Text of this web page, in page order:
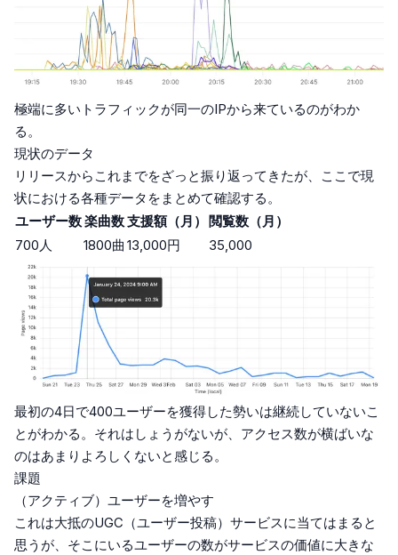
極端に多いトラフィックが同一のIPから来ているのがわか
る。
現状のデータ
リリースからこれまでをざっと振り返ってきたが、ここで現
状における各種データをまとめて確認する。
ユーザー数楽曲数支援額（月） 閲覧数（月）
700人
1800曲 13,000円 35,000
最初の4日で400ユーザーを獲得した勢いは継続していないこ
とがわかる。それはしょうがないが、アクセス数が横ばいな
のはあまりよろしくないと感じる。
課題
（アクティブ）ユーザーを増やす
これは大抵のUGC（ユーザー投稿）サービスに当てはまると
思うが、そこにいるユーザーの数がサービスの価値に大きな